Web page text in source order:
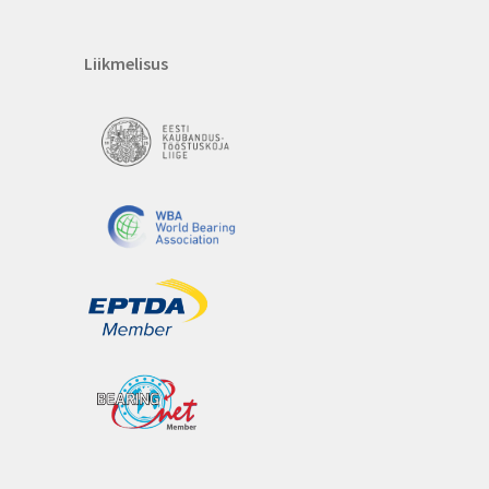
Liikmelisus